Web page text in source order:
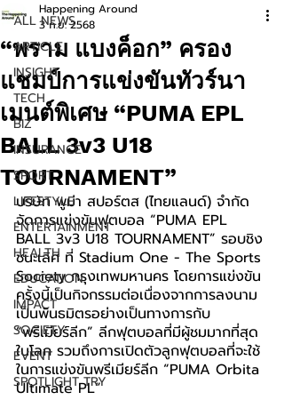
ALL NEWS
ARTICLE
INSIGHT
TECH
BIZ
INSURANCE
SPORT
LIFESTYLE
ENTERTAINMENT
HEALTH
EDUCATION
IMPACT
SOCIETY
EVENT
SPOTLIGHT TRY
“พราม แบงค็อก” ครอง
แชมป์การแข่งขันทัวร์นา
เมนต์พิเศษ “PUMA EPL
BALL 3v3 U18
TOURNAMENT”
Happening Around
3 ก.ย. 2568
บริษัท พูม่า สปอร์ตส (ไทยแลนด์) จำกัด
จัดการแข่งขันฟุตบอล “PUMA EPL
BALL 3v3 U18 TOURNAMENT” รอบชิง
ชนะเลิศ ที่ Stadium One - The Sports
Society กรุงเทพมหานคร โดยการแข่งขัน
ครั้งนี้เป็นกิจกรรมต่อเนื่องจากการลงนาม
เป็นพันธมิตรอย่างเป็นทางการกับ
“พรีเมียร์ลีก” ลีกฟุตบอลที่มีผู้ชมมากที่สุด
ในโลก รวมถึงการเปิดตัวลูกฟุตบอลที่จะใช้
ในการแข่งขันพรีเมียร์ลีก “PUMA Orbita
Ultimate PL”